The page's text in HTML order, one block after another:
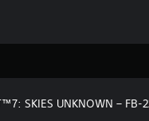
SKIES UNKNOWN – FB-